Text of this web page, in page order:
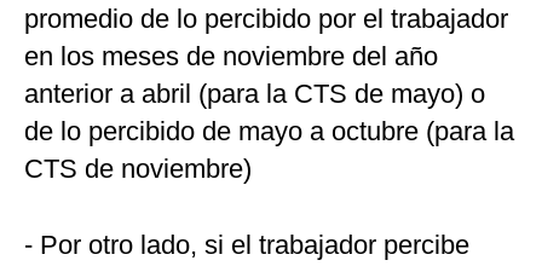
promedio de lo percibido por el trabajador
en los meses de noviembre del año
anterior a abril (para la CTS de mayo) o
de lo percibido de mayo a octubre (para la
CTS de noviembre)
- Por otro lado, si el trabajador percibe